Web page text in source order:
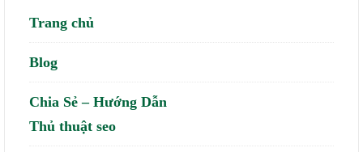
Trang chủ
Blog
Chia Sẻ – Hướng Dẫn
Thủ thuật seo